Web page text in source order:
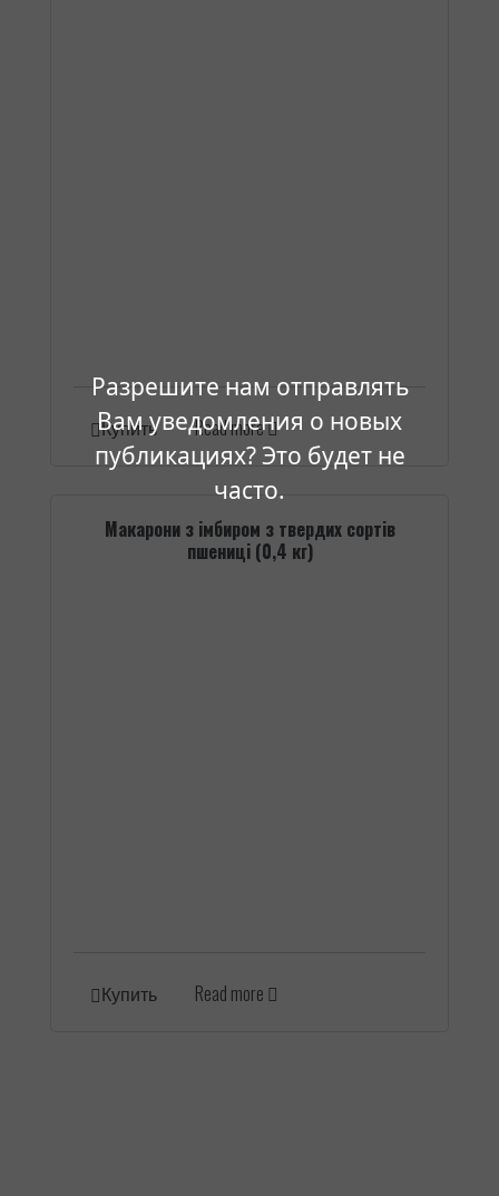
Разрешите нам отправлять
Вам уведомления о новых
публикациях? Это будет не
часто.
Купить Read more
Макарони з імбиром з твердих сортів
пшениці (0,4 кг)
Купить Read more